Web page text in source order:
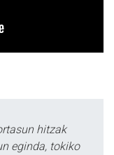
hitzak
eginda, tokiko